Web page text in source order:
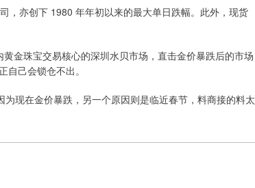
，亦创下 1980 年年初以来的最大单日跌幅。此外，现货
金珠宝交易核心的深圳水贝市场，直击金价暴跌后的市场
己会锁仓不出。
现在金价暴跌，另一个原因则是临近春节，料商接的料太